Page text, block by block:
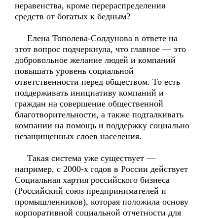
неравенства, кроме перераспределения
средств от богатых к бедным?
Елена Тополева-Солдунова в ответе на
этот вопрос подчеркнула, что главное — это
добровольное желание людей и компаний
повышать уровень социальной
ответственности перед обществом. То есть
поддерживать инициативу компаний и
граждан на совершение общественной
благотворительности, а также подталкивать
компании на помощь и поддержку социально
незащищенных слоев населения.
Такая система уже существует —
например, с 2000-х годов в России действует
Социальная хартия российского бизнеса
(Российский союз предпринимателей и
промышленников), которая положила основу
корпоративной социальной отчетности для